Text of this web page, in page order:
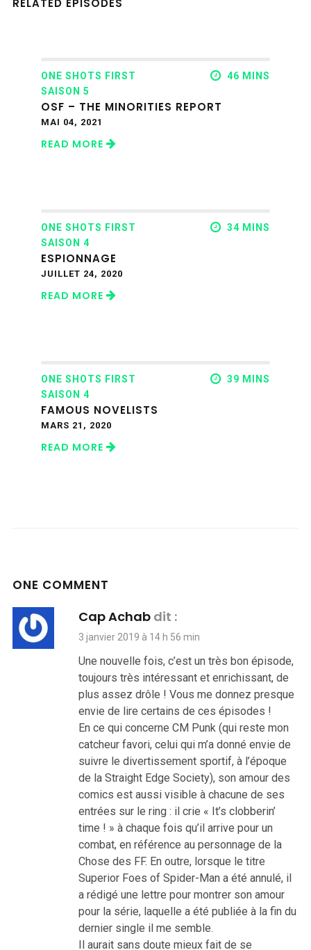
ONE SHOTS FIRST
SAISON 5
46 MINS
OSF – THE MINORITIES REPORT
MAI 04, 2021
READ MORE
ONE SHOTS FIRST
SAISON 4
34 MINS
ESPIONNAGE
JUILLET 24, 2020
READ MORE
ONE SHOTS FIRST
SAISON 4
39 MINS
FAMOUS NOVELISTS
MARS 21, 2020
READ MORE
ONE COMMENT
Cap Achab dit :
3 janvier 2019 à 14 h 56 min
Une nouvelle fois, c’est un très bon épisode,
toujours très intéressant et enrichissant, de
plus assez drôle ! Vous me donnez presque
envie de lire certains de ces épisodes !
En ce qui concerne CM Punk (qui reste mon
catcheur favori, celui qui m’a donné envie de
suivre le divertissement sportif, à l’époque
de la Straight Edge Society), son amour des
comics est aussi visible à chacune de ses
entrées sur le ring : il crie « It’s clobberin’
time ! » à chaque fois qu’il arrive pour un
combat, en référence au personnage de la
Chose des FF. En outre, lorsque le titre
Superior Foes of Spider-Man a été annulé, il
a rédigé une lettre pour montrer son amour
pour la série, laquelle a été publiée à la fin du
dernier single il me semble.
Il aurait sans doute mieux fait de se